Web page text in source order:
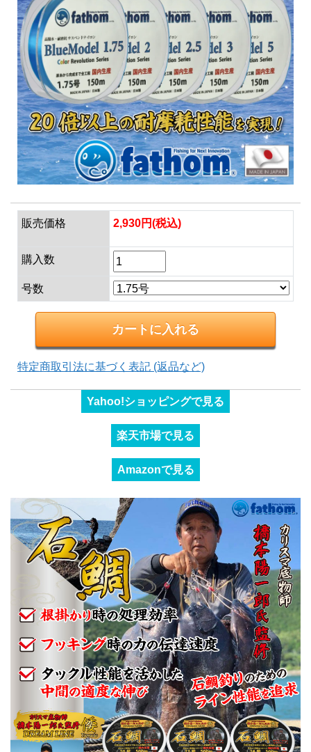
販売価格 2,930円(税込)
購入数
号数
特定商取引法に基づく表記 (返品など)
Yahoo!ショッピングで見る
楽天市場で見る
Amazonで見る